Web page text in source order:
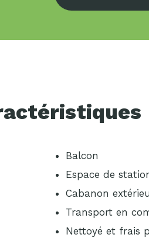
Balcon
Espace de
Cabanon
Transport en
Nettoyé et frais